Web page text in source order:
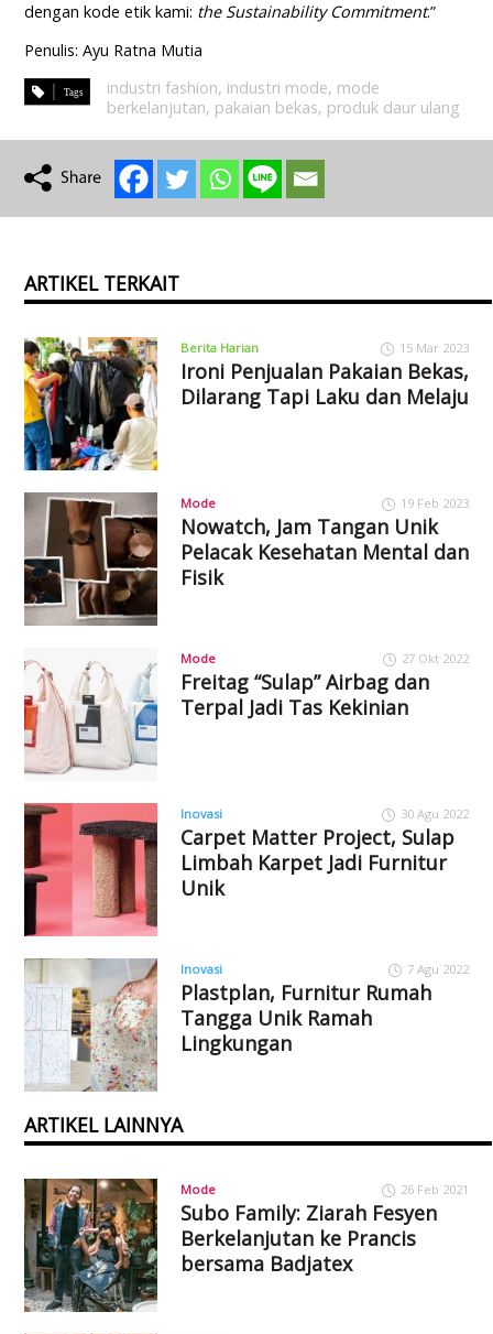
dengan kode etik kami: the Sustainability Commitment.”
Penulis: Ayu Ratna Mutia
industri fashion, industri mode, mode
berkelanjutan, pakaian bekas, produk daur ulang
ARTIKEL TERKAIT
Berita Harian 15 Mar 2023
Ironi Penjualan Pakaian Bekas,
Dilarang Tapi Laku dan Melaju
Mode 19 Feb 2023
Nowatch, Jam Tangan Unik
Pelacak Kesehatan Mental dan
Fisik
Mode 27 Okt 2022
Freitag “Sulap” Airbag dan
Terpal Jadi Tas Kekinian
Inovasi 30 Agu 2022
Carpet Matter Project, Sulap
Limbah Karpet Jadi Furnitur
Unik
Inovasi 7 Agu 2022
Plastplan, Furnitur Rumah
Tangga Unik Ramah
Lingkungan
ARTIKEL LAINNYA
Mode 26 Feb 2021
Subo Family: Ziarah Fesyen
Berkelanjutan ke Prancis
bersama Badjatex